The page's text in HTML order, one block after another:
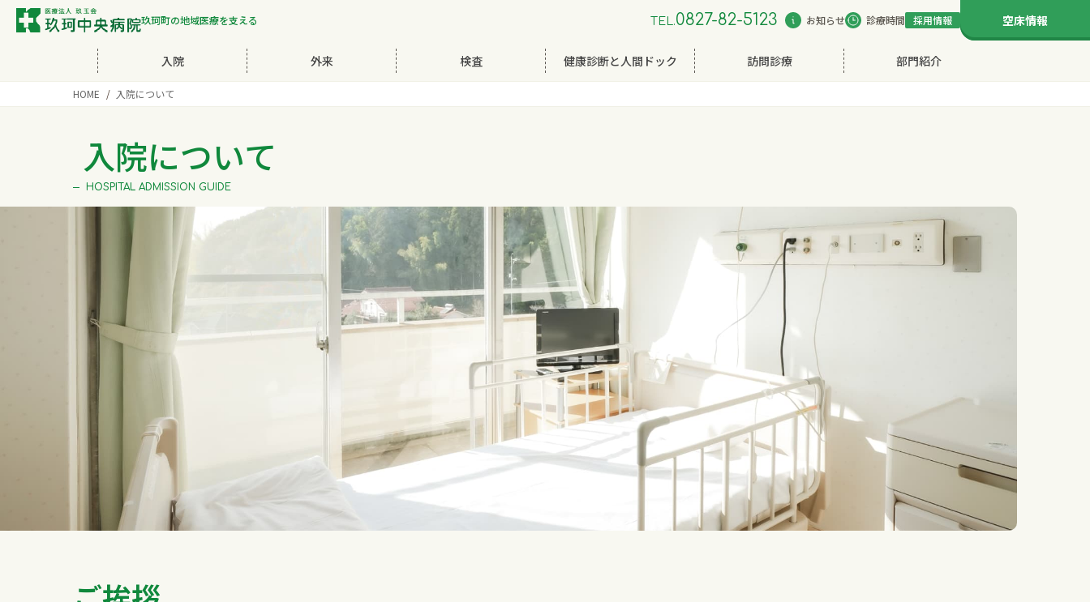
玖珂町の地域医療を支える TEL.0827-82-5123 お知らせ 診療時間 採用情報 空床情報
入院 外来 検査 健康診断と人間ドック 訪問診療 部門紹介
HOME 入院について
入院について
HOSPITAL ADMISSION GUIDE